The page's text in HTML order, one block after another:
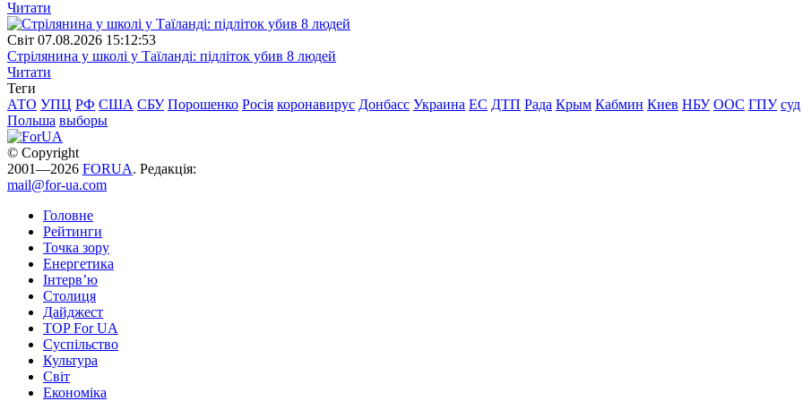
Читати
Свiт 07.08.2026 15:12:53
Стрілянина у школі у Таїланді: підліток убив 8 людей
Читати
Теги
АТО УПЦ РФ США СБУ Порошенко Росія коронавирус Донбасс Украина ЕС ДТП Рада Крым Кабмин Киев НБУ ООС ГПУ суд
Польша выборы
© Copyright
2001—2026 FORUA. Редакція:
mail@for-ua.com
Головне
Рейтинги
Точка зору
Енергетика
Інтерв’ю
Столиця
Дайджест
TOP For UA
Суспiльство
Культура
Світ
Економіка